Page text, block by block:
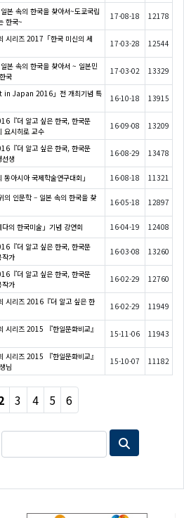
본 속의 한국을 찾아서~도쿄국립
한국~
17-08-18 12178
시리즈 2017「한국 미신의 세
17-03-28 12544
본 속의 한국을 찾아서 ~ 일본민
국
17-03-02 13329
in Japan 2016」전 개최기념 특
16-10-18 13915
『더 알고 싶은 한국, 한국문
요시히로 교수
16-09-08 13209
『더 알고 싶은 한국, 한국문
선생
16-08-29 13478
아시아 국제학술연구대회」 16-08-18 11321
의 인문학 – 일본 속의 한국을 찾
16-05-18 12897
의 한국미술」기념 강연회 16-04-19 12408
『더 알고 싶은 한국, 한국문
작가
16-03-08 13260
『더 알고 싶은 한국, 한국문
작가
16-02-29 12760
시리즈 2016『더 알고 싶은 한
16-02-29 11949
시리즈 2015 『한일문화비교』
15-11-06 11943
시리즈 2015 『한일문화비교』
님
15-10-07 11182
3 4 5 6